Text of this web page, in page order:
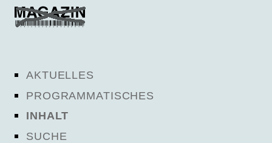
AKTUELLES
PROGRAMMATISCHES
INHALT
SUCHE